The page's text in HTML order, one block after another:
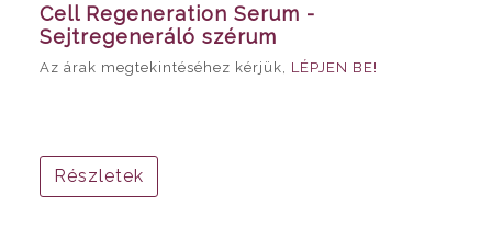
Cell Regeneration Serum -
Sejtregeneráló szérum
Az árak megtekintéséhez kérjük, LÉPJEN BE!
Részletek